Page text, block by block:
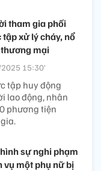
tham gia phối
tập xử lý cháy, nổ
mại
15:30’
tập huy động
lao động, nhân
phương tiện
sự nghi phạm
vụ một phụ nữ bị